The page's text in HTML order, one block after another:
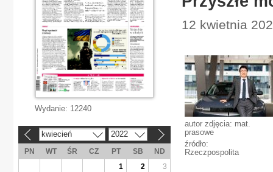
12 kwietnia
autor zdjęcia: mat.
prasowe
źródło:
Rzeczpospolita
Wydanie: 12240
kwiecień 2022
PN WT ŚR CZ PT SB
ND
1
2
3